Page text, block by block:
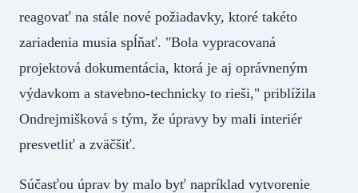
reagovať na stále nové požiadavky, ktoré takéto
zariadenia musia spĺňať. "Bola vypracovaná
projektová dokumentácia, ktorá je aj oprávneným
výdavkom a stavebno-technicky to rieši," priblížila
Ondrejmišková s tým, že úpravy by mali interiér
presvetliť a zväčšiť.
Súčasťou úprav by malo byť napríklad vytvorenie